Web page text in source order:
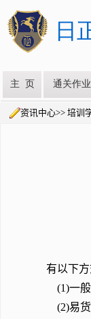
资讯中心>> 培训
有以下方
(1)一般
(2)易货